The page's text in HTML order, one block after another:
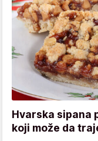
Hvarska sipana
koji može da